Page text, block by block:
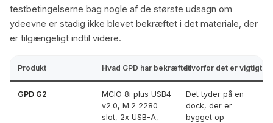
testbetingelserne bag nogle af de største udsagn om
ydeevne er stadig ikke blevet bekræftet i det materiale, der
er tilgængeligt indtil videre.
Produkt Hvad GPD har bekræftetHvorfor det er vigtigt
GPD G2
MCIO 8i plus USB4
v2.0, M.2 2280
slot, 2x USB-A,
Det tyder på en
dock, der er
bygget op